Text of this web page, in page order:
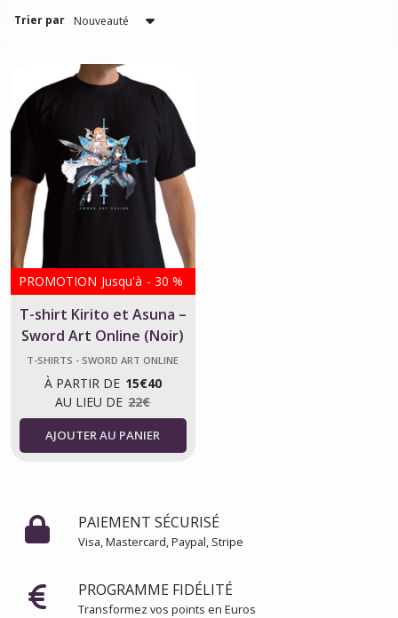
Trier par
PROMOTION Jusqu'à - 30 %
T-shirt Kirito et Asuna –
Sword Art Online (Noir)
T-SHIRTS - SWORD ART ONLINE
À PARTIR DE 15€40
AU LIEU DE 22€
AJOUTER AU PANIER
PAIEMENT SÉCURISÉ
Visa, Mastercard, Paypal, Stripe
PROGRAMME FIDÉLITÉ
Transformez vos points en Euros